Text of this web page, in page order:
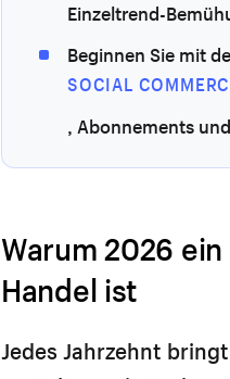
Einzeltrend-
Beginnen Sie mit
SOCIAL
, Abonnements
Warum 2026
Handel ist
Jedes Jahrzehnt